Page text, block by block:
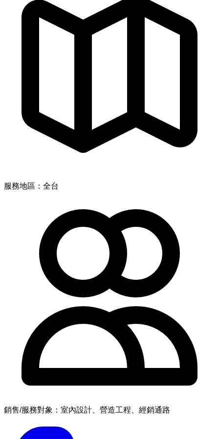
服務地區：全台
銷售/服務對象：室內設計、營造工程、經銷通路